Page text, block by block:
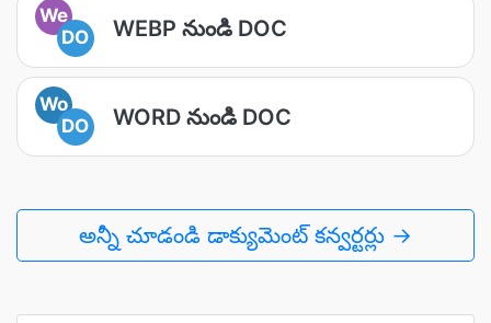
We
DO
WEBP నుండి DOC
Wo
DO
WORD నుండి DOC
అన్నీ చూడండి డాక్యుమెంట్ కన్వర్టర్లు →